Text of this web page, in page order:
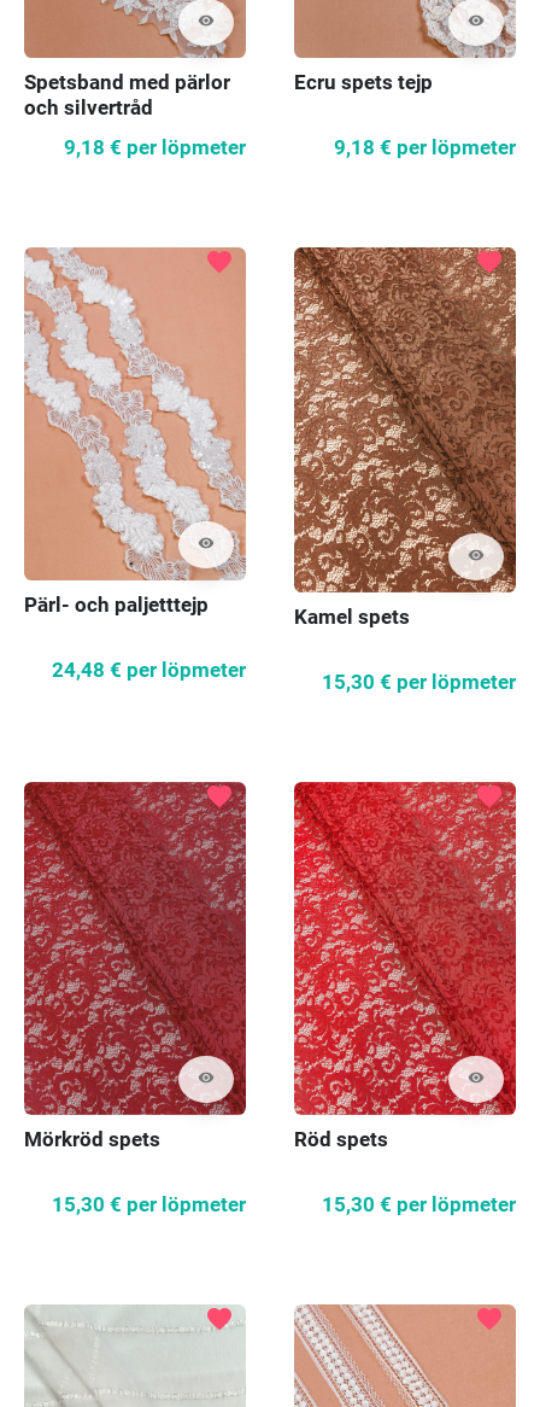
visibility
Spetsband med pärlor
och silvertråd
9,18 € per löpmeter
visibility
Ecru spets tejp
9,18 € per löpmeter
visibility
favorite
Pärl- och paljetttejp
24,48 € per löpmeter
visibility
favorite
Kamel spets
15,30 € per löpmeter
visibility
favorite
Mörkröd spets
15,30 € per löpmeter
visibility
favorite
Röd spets
15,30 € per löpmeter
favorite favorite